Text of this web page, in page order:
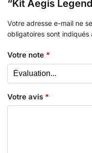
“Kit Aegis
Votre adresse e-mail ne
obligatoires sont indiqués
Votre note *
Votre avis *